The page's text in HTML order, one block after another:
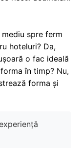
spre ferm
hoteluri? Da,
o fac ideală
în timp? Nu,
forma și